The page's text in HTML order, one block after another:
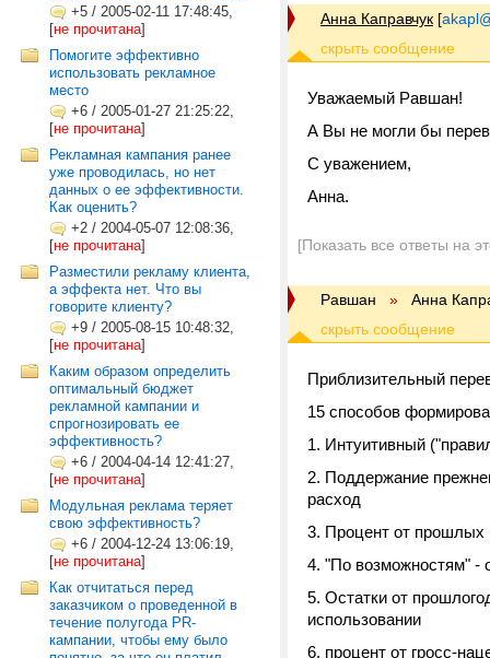
+5 / 2005-02-11 17:48:45,
[не прочитана]
Помогите эффективно
использовать рекламное
место
+6 / 2005-01-27 21:25:22,
[не прочитана]
Рекламная кампания ранее
уже проводилась, но нет
данных о ее эффективности.
Как оценить?
+2 / 2004-05-07 12:08:36,
[не прочитана]
Разместили рекламу клиента,
а эффекта нет. Что вы
говорите клиенту?
+9 / 2005-08-15 10:48:32,
[не прочитана]
Каким образом определить
оптимальный бюджет
рекламной кампании и
спрогнозировать ее
эффективность?
+6 / 2004-04-14 12:41:27,
[не прочитана]
Модульная реклама теряет
свою эффективность?
+6 / 2004-12-24 13:06:19,
[не прочитана]
Как отчитаться перед
заказчиком о проведенной в
течение полугода PR-
кампании, чтобы ему было
Анна Каправчук [
Уважаемый Равшан!
А Вы не могли бы
С уважением,
Анна.
[Показать все ответы на
Равшан » Анна
Приблизительный
15 способов
1. Интуитивный
2. Поддержание
расход
3. Процент от прошлых
4. "По возможностям" -
5. Остатки от
использовании
6. процент от гросс-